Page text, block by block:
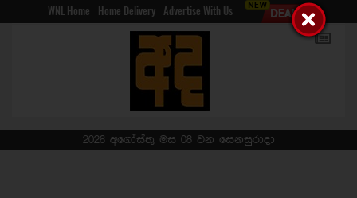
WNL Home Home Delivery Advertise With Us
2026 අගෝස්තු මස 08 වන සෙනසුරාදා